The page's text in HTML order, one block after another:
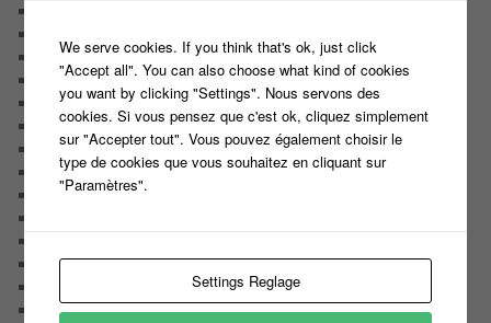
Les derniers Jeux
Les indiscrétions de la petite souris
Les infos du net
LES INTRIGUES DE MILADY
Les pages du blog
Les pages réservées aux abonnées
Les papiers du journaliste Masqué
Non classé
Public aux enregistrements
We serve cookies. If you think that's ok, just click
"Accept all". You can also choose what kind of cookies
you want by clicking "Settings". Nous servons des
cookies. Si vous pensez que c'est ok, cliquez simplement
sur "Accepter tout". Vous pouvez également choisir le
type de cookies que vous souhaitez en cliquant sur
"Paramètres".
Settings Reglage